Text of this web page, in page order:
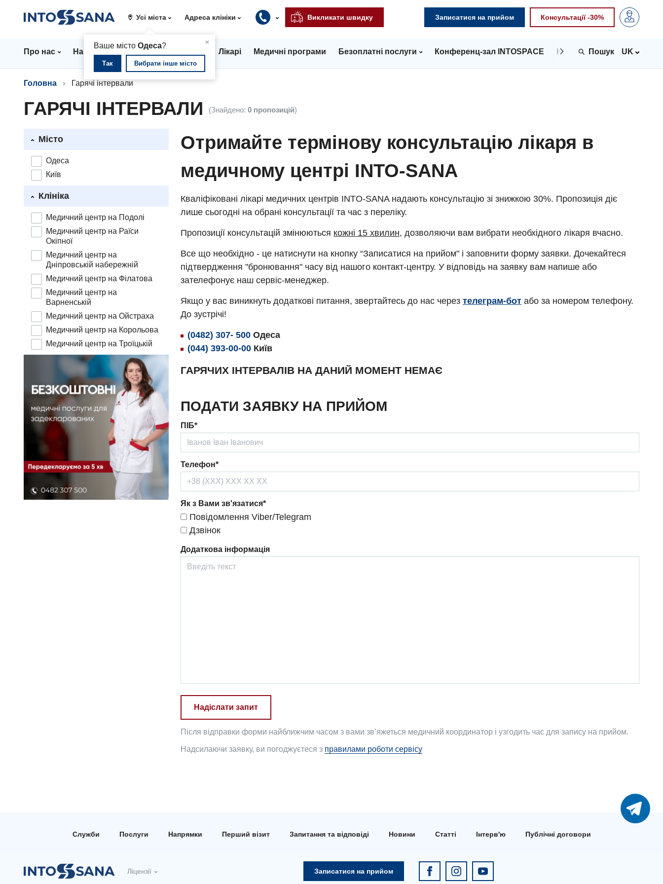
Усі міста
×
Ваше місто Одеса?
Так Вибрати інше місто
Адреса клініки Викликати швидку Записатися на прийом Консультації -30%
Про нас Напрямки Стаціонар Лікарі Медичні програми Безоплатні послуги Конференц-зал INTOSPACE Контакти UK
Головна Гарячі інтервали
ГАРЯЧІ ІНТЕРВАЛИ (Знайдено: 0 пропозицій)
Місто
Одеса
Київ
Клініка
Медичний центр на Подолі
Медичний центр на Раїси
Окіпної
Медичний центр на
Дніпровській набережній
Медичний центр на Філатова
Медичний центр на
Варненській
Медичний центр на Ойстраха
Медичний центр на Корольова
Медичний центр на Троїцькій
Отримайте термінову консультацію лікаря в
медичному центрі INTO-SANA
Кваліфіковані лікарі медичних центрів INTO-SANA надають консультацію зі знижкою 30%. Пропозиція діє
лише сьогодні на обрані консультації та час з переліку.
Пропозиції консультацій змінюються кожні 15 хвилин, дозволяючи вам вибрати необхідного лікаря вчасно.
Все що необхідно - це натиснути на кнопку “Записатися на прийом" і заповнити форму заявки. Дочекайтеся
підтвердження "бронювання" часу від нашого контакт-центру. У відповідь на заявку вам напише або
зателефонує наш сервіс-менеджер.
Якщо у вас виникнуть додаткові питання, звертайтесь до нас через телеграм-бот або за номером телефону.
До зустрічі!
(0482) 307- 500 Одеса
(044) 393-00-00 Київ
ГАРЯЧИХ ІНТЕРВАЛІВ НА ДАНИЙ МОМЕНТ НЕМАЄ
ПОДАТИ ЗАЯВКУ НА ПРИЙОМ
ПІБ*
Телефон*
Як з Вами зв'язатися*
Повідомлення Viber/Telegram
Дзвінок
Додаткова інформація
Надіслати запит
Після відправки форми найближчим часом з вами зв’яжеться медичний координатор і узгодить час для запису на прийом.
Надсилаючи заявку, ви погоджуєтеся з правилами роботи сервісу
Служби Послуги Напрямки Перший візит Запитання та відповіді Новини Статті Інтерв'ю Публічні договори
Ліцензії Записатися на прийом